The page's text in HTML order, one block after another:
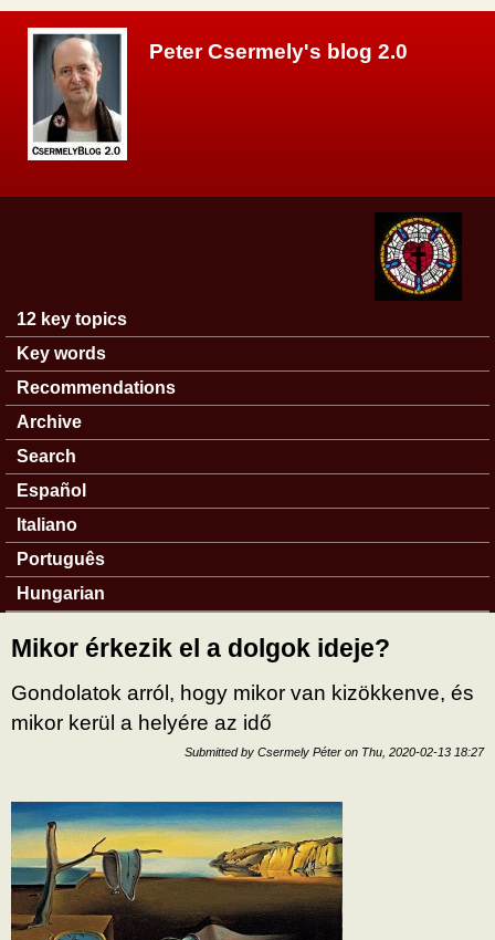
Peter Csermely's blog 2.0
Main menu
12 key topics
Key words
Recommendations
Archive
Search
Español
Italiano
Português
Hungarian
Mikor érkezik el a dolgok ideje?
Gondolatok arról, hogy mikor van kizökkenve, és
mikor kerül a helyére az idő
Submitted by Csermely Péter on Thu, 2020-02-13 18:27